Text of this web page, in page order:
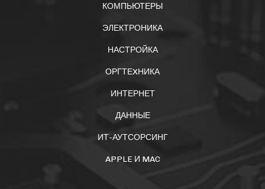
КОМПЬЮТЕРЫ
ЭЛЕКТРОНИКА
НАСТРОЙКА
ОРГТЕXНИКА
ИНТЕРНЕТ
ДАННЫЕ
ИТ-АУТСОРСИНГ
APPLE И MAC